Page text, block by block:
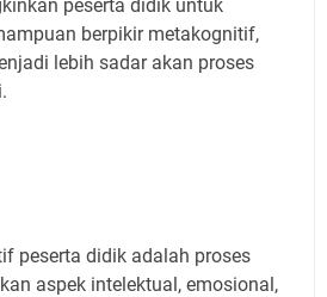
peserta didik untuk
berpikir metakognitif,
lebih sadar akan proses
peserta didik adalah proses
aspek intelektual, emosional,